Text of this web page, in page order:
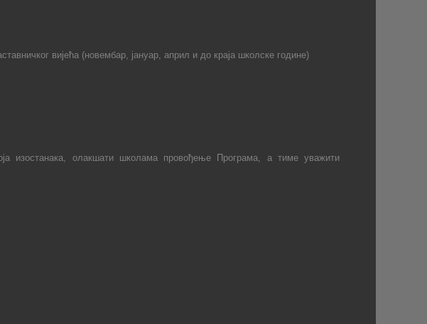
вијећа (новембар, јануар, април и до краја школске године)
изостанака, олакшати школама провођење Програма, а тиме уважити